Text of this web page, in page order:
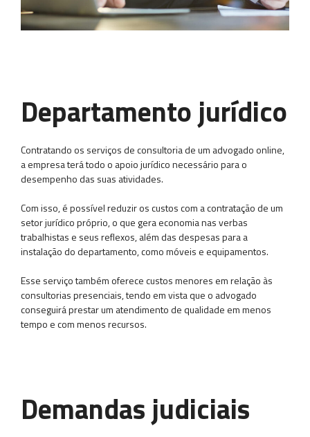
Departamento jurídico
Contratando os serviços de consultoria de um advogado online,
a empresa terá todo o apoio jurídico necessário para o
desempenho das suas atividades.
Com isso, é possível reduzir os custos com a contratação de um
setor jurídico próprio, o que gera economia nas verbas
trabalhistas e seus reflexos, além das despesas para a
instalação do departamento, como móveis e equipamentos.
Esse serviço também oferece custos menores em relação às
consultorias presenciais, tendo em vista que o advogado
conseguirá prestar um atendimento de qualidade em menos
tempo e com menos recursos.
Demandas judiciais